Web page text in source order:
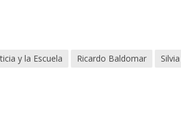
y la Escuela Ricardo Baldomar